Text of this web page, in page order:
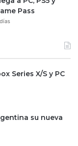
Pass
Series X/S y PC
su nueva